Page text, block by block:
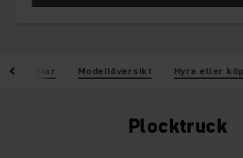
Fördelar Modellöversikt Hyra eller
Plocktruck